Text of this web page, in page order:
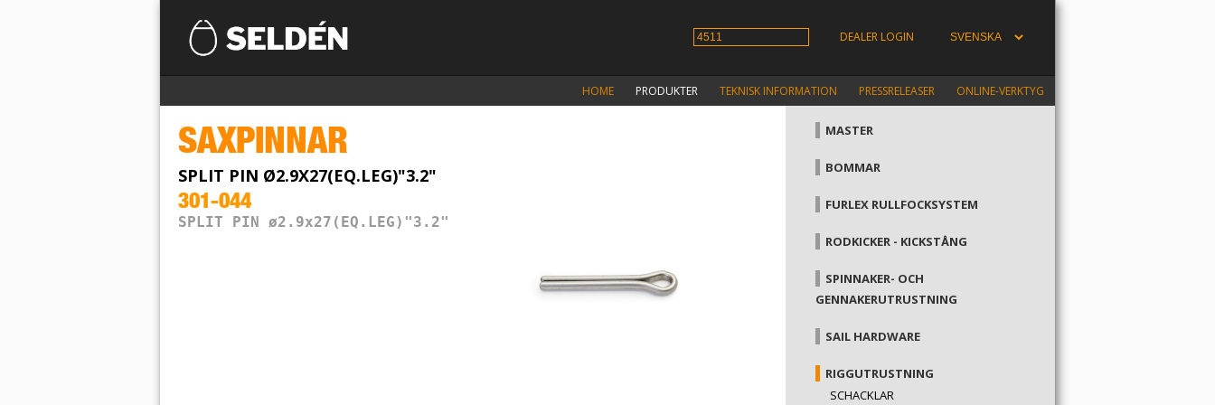
DEALER LOGIN
HOME PRODUKTER TEKNISK INFORMATION PRESSRELEASER ONLINE-VERKTYG
SAXPINNAR
SPLIT PIN Ø2.9X27(EQ.LEG)"3.2"
301-044
SPLIT PIN ø2.9x27(EQ.LEG)"3.2"
MASTER
BOMMAR
FURLEX RULLFOCKSYSTEM
RODKICKER - KICKSTÅNG
SPINNAKER- OCH
GENNAKERUTRUSTNING
SAIL HARDWARE
RIGGUTRUSTNING
SCHACKLAR